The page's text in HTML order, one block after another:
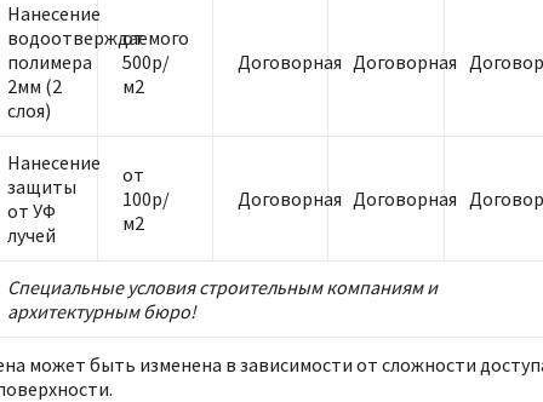
Нанесение
водоотверждаемого
полимера
2мм (2
слоя)
от
500р/
м2
Договорная Договорная
Нанесение
защиты
от УФ
лучей
от
100р/
м2
Договорная Договорная
Специальные условия строительным компаниям и
архитектурным бюро!
может быть изменена в зависимости от сложности